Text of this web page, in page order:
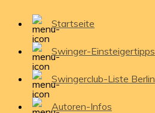
Startseite
Swinger-Einsteigertipps
Swingerclub-Liste Berlin
Autoren-Infos